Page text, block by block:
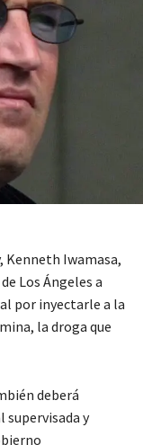
Kenneth Iwamasa,
Los Ángeles a
por inyectarle a la
la droga que
deberá
y